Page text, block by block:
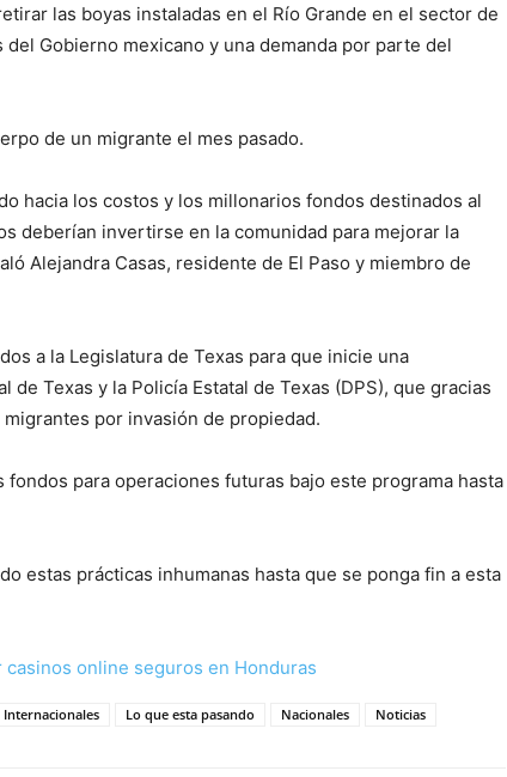
las boyas instaladas en el Río Grande en el sector de
Gobierno mexicano y una demanda por parte del
de un migrante el mes pasado.
hacia los costos y los millonarios fondos destinados al
deberían invertirse en la comunidad para mejorar la
Alejandra Casas, residente de El Paso y miembro de
a la Legislatura de Texas para que inicie una
de Texas y la Policía Estatal de Texas (DPS), que gracias
por invasión de propiedad.
para operaciones futuras bajo este programa hasta
estas prácticas inhumanas hasta que se ponga fin a esta
casinos online seguros en Honduras
Internacionales Lo que esta pasando Nacionales Noticias